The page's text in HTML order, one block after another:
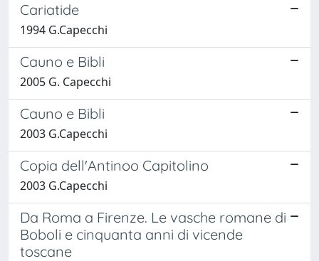
Cariatide
1994 G.Capecchi
Cauno e Bibli
2005 G. Capecchi
Cauno e Bibli
2003 G.Capecchi
Copia dell'Antinoo Capitolino
2003 G.Capecchi
Da Roma a Firenze. Le vasche romane di
Boboli e cinquanta anni di vicende
toscane